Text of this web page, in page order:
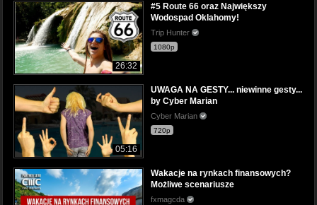
26:32
#5 Route 66 oraz Największy
Wodospad Oklahomy!
Trip Hunter
1080p
05:16
UWAGA NA GESTY... niewinne gesty...
by Cyber Marian
Cyber Marian
720p
Wakacje na rynkach finansowych?
Możliwe scenariusze
fxmagcda